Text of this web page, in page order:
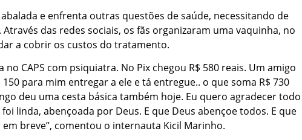
e enfrenta outras questões de saúde, necessitando de
das redes sociais, os fãs organizaram uma vaquinha, no
a cobrir os custos do tratamento.
no CAPS com psiquiatra. No Pix chegou R$ 580 reais. Um amigo
para mim entregar a ele e tá entregue.. o que soma R$ 730
deu uma cesta básica também hoje. Eu quero agradecer todo
linda, abençoada por Deus. E que Deus abençoe todos. E que
breve”, comentou o internauta Kicil Marinho.